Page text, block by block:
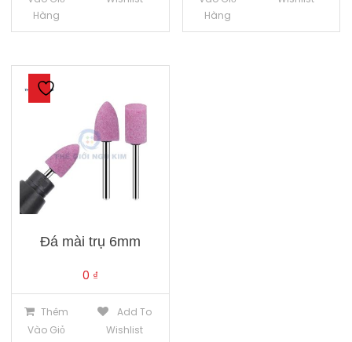
Hàng
Hàng
Đá mài trụ 6mm
0 ₫
Thêm
Vào Giỏ
Add To
Wishlist